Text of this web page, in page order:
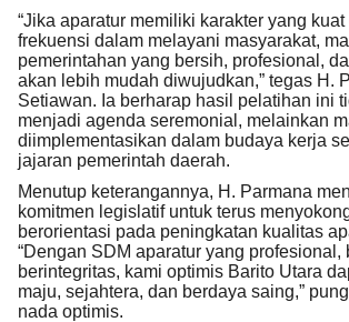
“Jika aparatur memiliki karakter yang kuat
frekuensi dalam melayani masyarakat,
pemerintahan yang bersih, profesional,
akan lebih mudah diwujudkan,” tegas H.
Setiawan. Ia berharap hasil pelatihan ini
menjadi agenda seremonial, melainkan
diimplementasikan dalam budaya kerja
jajaran pemerintah daerah.
Menutup keterangannya, H. Parmana
komitmen legislatif untuk terus
berorientasi pada peningkatan kualitas
“Dengan SDM aparatur yang profesional,
berintegritas, kami optimis Barito Utara
maju, sejahtera, dan berdaya saing,”
nada optimis.